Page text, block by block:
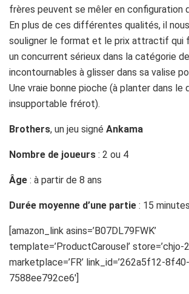
frères peuvent se mêler en configuration
En plus de ces différentes qualités, il
souligner le format et le prix attractif qui
un concurrent sérieux dans la catégorie
incontournables à glisser dans sa valise
Une vraie bonne pioche (à planter dans le
insupportable frérot).
Brothers, un jeu signé Ankama
Nombre de joueurs : 2 ou 4
Âge : à partir de 8 ans
Durée moyenne d’une partie : 15 minutes
[amazon_link asins=’B07DL79FWK’
template=’ProductCarousel’ store=’chjo-
marketplace=’FR’ link_id=’262a5f12-
7588ee792ce6′]